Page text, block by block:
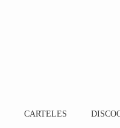
CARTELES